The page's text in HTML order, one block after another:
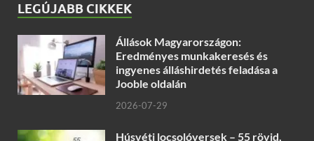
LEGÚJABB CIKKEK
Állások Magyarországon:
Eredményes munkakeresés és
ingyenes álláshirdetés feladása a
Jooble oldalán
2026-07-29
Húsvéti locsolóversek – 55 rövid,